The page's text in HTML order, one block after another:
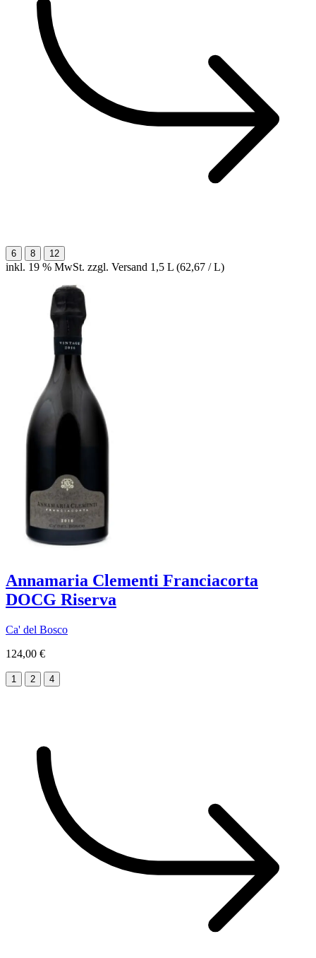
6 8 12
inkl. 19 % MwSt. zzgl. Versand 1,5 L (62,67 / L)
Annamaria Clementi Franciacorta
DOCG Riserva
Ca' del Bosco
124,00 €
1 2 4